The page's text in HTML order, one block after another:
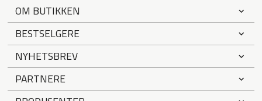
OM BUTIKKEN
BESTSELGERE
NYHETSBREV
PARTNERE